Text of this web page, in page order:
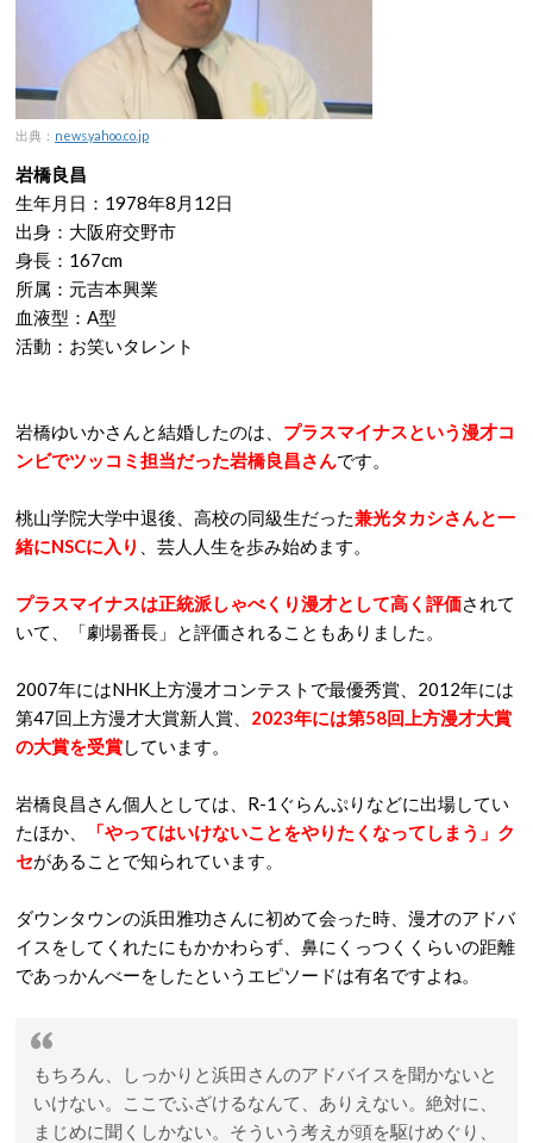
出典： news.yahoo.co.jp
岩橋良昌
生年月日：1978年8月12日
出身：大阪府交野市
身長：167cm
所属：元吉本興業
血液型：A型
活動：お笑いタレント
岩橋ゆいかさんと結婚したのは、 プラスマイナスという漫才コ
ンビでツッコミ担当だった岩橋良昌さんです。
桃山学院大学中退後、高校の同級生だった兼光タカシさんと一
緒にNSCに入り
、芸人人生を歩み始めます。
プラスマイナスは正統派しゃべくり漫才として高く評価されて
いて、「劇場番長」と評価されることもありました。
2007年にはNHK上方漫才コンテストで最優秀賞、2012年には
第47回上方漫才大賞新人賞、 2023年には第58回上方漫才大賞
の大賞を受賞しています。
岩橋良昌さん個人としては、R-1ぐらんぷりなどに出場してい
たほか、
「やってはいけないことをやりたくなってしまう」ク
セがあることで知られています。
ダウンタウンの浜田雅功さんに初めて会った時、漫才のアドバ
イスをしてくれたにもかかわらず、鼻にくっつくくらいの距離
であっかんべーをしたというエピソードは有名ですよね。
もちろん、しっかりと浜田さんのアドバイスを聞かないと
いけない。ここでふざけるなんて、ありえない。絶対に、
まじめに聞くしかない。そういう考えが頭を駆けめぐり、